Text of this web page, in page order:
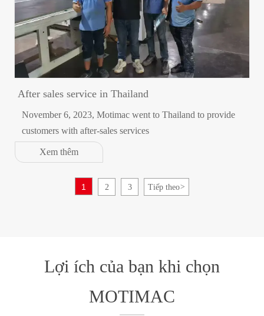
After sales service in Thailand
November 6, 2023, Motimac went to Thailand to provide
customers with after-sales services
Xem thêm
1 2 3 Tiếp theo>
Lợi ích của bạn khi chọn
MOTIMAC